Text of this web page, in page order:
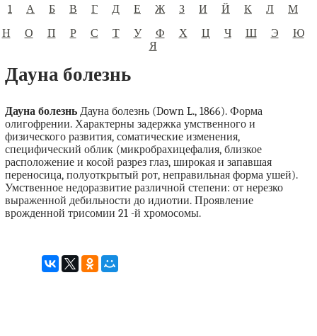
1
А Б В Г Д Е Ж З И Й К Л
М
Н
О П Р С Т У Ф Х Ц Ч Ш Э
Ю
Я
Дауна болезнь
Дауна болезньДауна болезнь (Down L., 1866). Форма
олигофрении. Характерны задержка умственного и
физического развития, соматические изменения,
специфический облик (микробрахицефалия, близкое
расположение и косой разрез глаз, широкая и запавшая
переносица, полуоткрытый рот, неправильная форма ушей).
Умственное недоразвитие различной степени: от нерезко
выраженной дебильности до идиотии. Проявление
врожденной трисомии 21 -й хромосомы.